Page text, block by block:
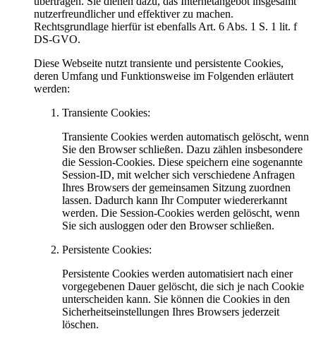
nutzerfreundlicher und effektiver zu machen.
Rechtsgrundlage hierfür ist ebenfalls Art. 6 Abs. 1 S. 1 lit. f
DS-GVO.
Diese Webseite nutzt transiente und persistente Cookies,
deren Umfang und Funktionsweise im Folgenden erläutert
werden:
Transiente Cookies:
Transiente Cookies werden automatisch gelöscht, wenn
Sie den Browser schließen. Dazu zählen insbesondere
die Session-Cookies. Diese speichern eine sogenannte
Session-ID, mit welcher sich verschiedene Anfragen
Ihres Browsers der gemeinsamen Sitzung zuordnen
lassen. Dadurch kann Ihr Computer wiedererkannt
werden. Die Session-Cookies werden gelöscht, wenn
Sie sich ausloggen oder den Browser schließen.
Persistente Cookies:
Persistente Cookies werden automatisiert nach einer
vorgegebenen Dauer gelöscht, die sich je nach Cookie
unterscheiden kann. Sie können die Cookies in den
Sicherheitseinstellungen Ihres Browsers jederzeit
löschen.